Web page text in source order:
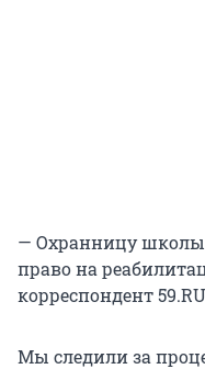
— Охранницу школы
право на
корреспондент
Мы следили за